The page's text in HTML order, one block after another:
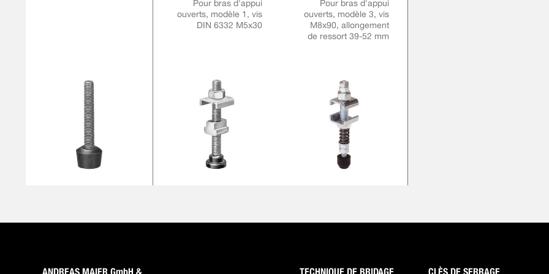
Pour bras d'appui
ouverts, modèle 1, vis
DIN 6332 M5x30
Pour bras d'appui
ouverts, modèle 3, vis
M8x90, allongement
de ressort 39-52 mm